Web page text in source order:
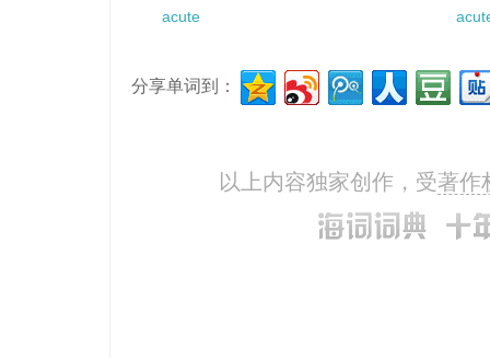
acute
分享单词到：
以上内容独家创作，受著作